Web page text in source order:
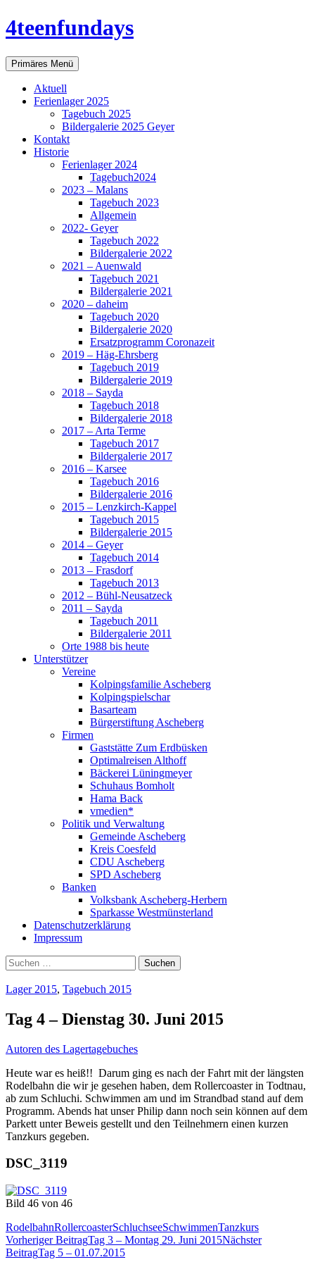
Zum
Inhalt
4teenfundays
Suchen
Primäres Menü
Aktuell
Ferienlager 2025
Tagebuch 2025
Bildergalerie 2025 Geyer
Kontakt
Historie
Ferienlager 2024
Tagebuch2024
2023 – Malans
Tagebuch 2023
Allgemein
2022- Geyer
Tagebuch 2022
Bildergalerie 2022
2021 – Auenwald
Tagebuch 2021
Bildergalerie 2021
2020 – daheim
Tagebuch 2020
Bildergalerie 2020
Ersatzprogramm Coronazeit
2019 – Häg-Ehrsberg
Tagebuch 2019
Bildergalerie 2019
2018 – Sayda
Tagebuch 2018
Bildergalerie 2018
2017 – Arta Terme
Tagebuch 2017
Bildergalerie 2017
2016 – Karsee
Tagebuch 2016
Bildergalerie 2016
2015 – Lenzkirch-Kappel
Tagebuch 2015
Bildergalerie 2015
2014 – Geyer
Tagebuch 2014
2013 – Frasdorf
Tagebuch 2013
2012 – Bühl-Neusatzeck
2011 – Sayda
Tagebuch 2011
Bildergalerie 2011
Orte 1988 bis heute
Unterstützer
Vereine
Kolpingsfamilie Ascheberg
Kolpingspielschar
Basarteam
Bürgerstiftung Ascheberg
Firmen
Gaststätte Zum Erdbüsken
Optimalreisen Althoff
Bäckerei Lüningmeyer
Schuhaus Bomholt
Hama Back
vmedien*
Politik und Verwaltung
Gemeinde Ascheberg
Kreis Coesfeld
CDU Ascheberg
SPD Ascheberg
Banken
Volksbank Ascheberg-Herbern
Sparkasse Westmünsterland
Datenschutzerklärung
Impressum
Suchen
nach:
Lager 2015, Tagebuch 2015
Tag 4 – Dienstag 30. Juni 2015
Autoren des Lagertagebuches
Heute war es heiß!! Darum ging es nach der Fahrt mit der längsten
Rodelbahn die wir je gesehen haben, dem Rollercoaster in Todtnau,
ab zum Schluchi. Schwimmen am und im Strandbad stand auf dem
Programm. Abends hat unser Philip dann noch sein können auf dem
Parkett unter Beweis gestellt und den Teilnehmern einen kurzen
Tanzkurs gegeben.
DSC_3119
Bild 46 von 46
RodelbahnRollercoasterSchluchseeSchwimmenTanzkurs
Beitragsnavigation
Vorheriger BeitragTag 3 – Montag 29. Juni 2015Nächster
BeitragTag 5 – 01.07.2015